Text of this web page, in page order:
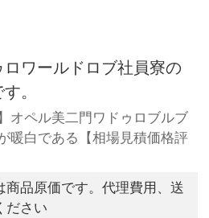
ワールドロブ社員寮の
。
オペル美二門ワドゥロブルブ
暖白である【相場見積価格評
商品原価です。代理費用、送
ださい